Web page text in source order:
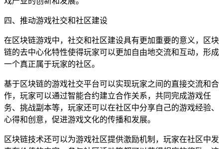
四、推动游戏社交和社区建设
在区块链游戏中，社交和社区建设具有更加重要的意义，区块
链的去中心化特性使得玩家可以更加自由地交流和互动，形成
一个真正属于玩家的社区。
基于区块链的游戏社交平台可以实现玩家之间的直接交流和合
作，玩家可以通过智能合约建立合作关系，共同完成游戏任
务、挑战副本等，玩家还可以在社区中分享自己的游戏经验、
心得和创意，促进游戏文化的传播和发展。
区块链技术还可以为游戏社区提供激励机制，玩家在社区中发